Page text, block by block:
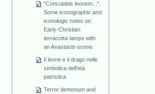
"Conculabis leonem...".
Some iconographic and
iconologic notes on
Early-Christian
terracotta-lamps with
an Anastasis-scene
Il leone e il drago nelle
simbolica dell'età
patristica
Terror demonum and